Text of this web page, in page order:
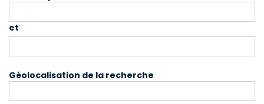
et
Géolocalisation de la recherche